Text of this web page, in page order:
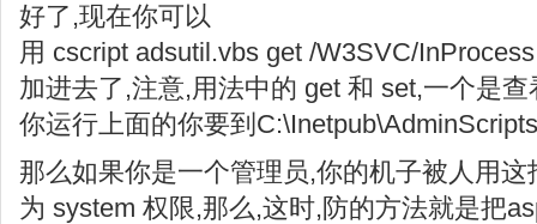
好了,现在你可以
用 cscript adsutil.vbs get /W3SVC/
加进去了,注意,用法中的 get 和 set,一个是
你运行上面的你要到
那么如果你是一个管理员,你的机子被人用这
为 system 权限,那么,这时,防的方法就是把